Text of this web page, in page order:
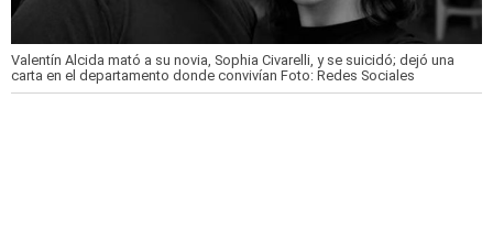
Valentín Alcida mató a su novia, Sophia Civarelli, y se suicidó; dejó una
carta en el departamento donde convivían Foto: Redes Sociales